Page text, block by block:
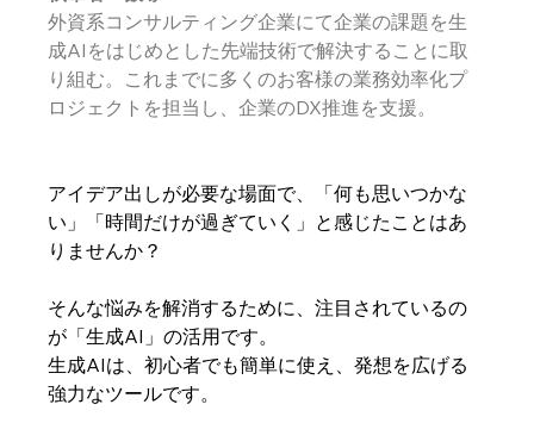
外資系コンサルティング企業にて企業の課題を生
成AIをはじめとした先端技術で解決することに取
り組む。これまでに多くのお客様の業務効率化プ
ロジェクトを担当し、企業のDX推進を支援。
アイデア出しが必要な場面で、「何も思いつかな
い」「時間だけが過ぎていく」と感じたことはあ
りませんか？
そんな悩みを解消するために、注目されているの
が「生成AI」の活用です。
生成AIは、初心者でも簡単に使え、発想を広げる
強力なツールです。